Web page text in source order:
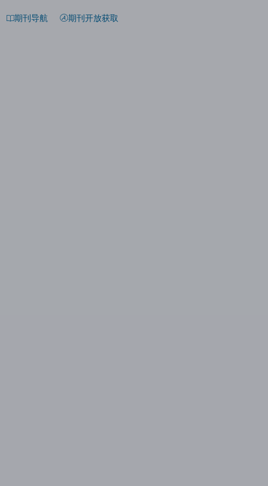
期刊导航 期刊开放获取